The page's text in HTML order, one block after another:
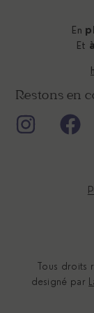
En
Et
Restons en
Tous droits
designé par